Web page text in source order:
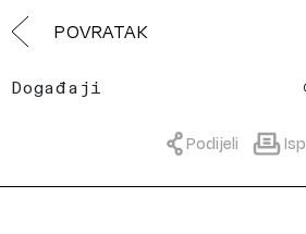
POVRATAK
Događaji
Podijeli